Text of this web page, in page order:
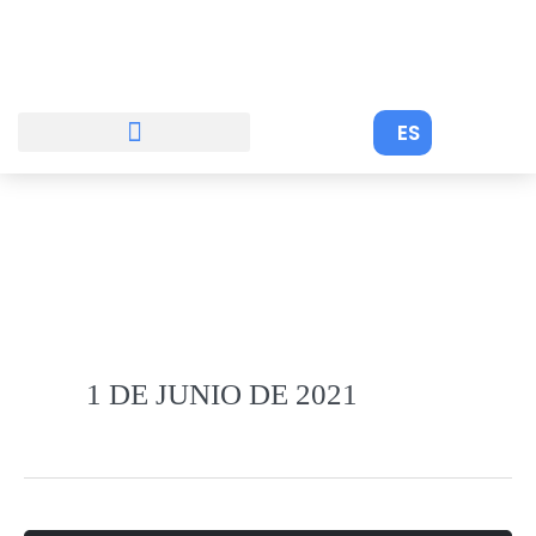
ES
1 DE JUNIO DE 2021